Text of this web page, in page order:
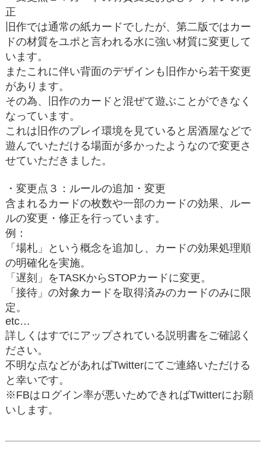
正
旧作では通常の紙カードでしたが、第二版ではカー
ドの材質をユポと言われる水に強い材質に変更して
います。
またこれに伴い背面のデザインも旧作から若干変更
があります。
その為、旧作のカードと混ぜて遊ぶことができなく
なっています。
これは旧作のプレイ環境を見ていると居酒屋などで
遊んでいただける場面が多かったようなので変更さ
せていただきました。
・変更点３：ルールの追加・変更
含まれるカードの枚数や一部のカードの効果、ルー
ルの変更・修正を行っています。
例：
「場札」という概念を追加し、カードの効果処理順
の明確化を実施。
「遅刻」をTASKからSTOPカードに変更。
「接待」の対象カードを取得済みのカードのみに限
定。
etc…
詳しくはすでにアップされている説明書をご確認く
ださい。
不明な点などがあればTwitterにてご連絡いただける
と幸いです。
※FBはログイン率が悪いためできればTwitterにお願
いします。